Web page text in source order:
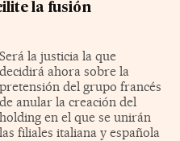
la fusión
Será la justicia la que
decidirá ahora sobre la
pretensión del grupo francés
de anular la creación del
holding en el que se unirán
las filiales italiana y española